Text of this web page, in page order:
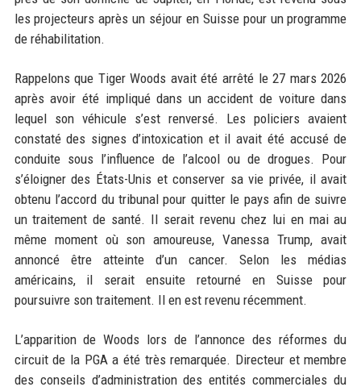
les projecteurs après un séjour en Suisse pour un programme
de réhabilitation.
Rappelons que Tiger Woods avait été arrêté le 27 mars 2026
après avoir été impliqué dans un accident de voiture dans
lequel son véhicule s’est renversé. Les policiers avaient
constaté des signes d’intoxication et il avait été accusé de
conduite sous l’influence de l’alcool ou de drogues. Pour
s’éloigner des États-Unis et conserver sa vie privée, il avait
obtenu l’accord du tribunal pour quitter le pays afin de suivre
un traitement de santé. Il serait revenu chez lui en mai au
même moment où son amoureuse, Vanessa Trump, avait
annoncé être atteinte d’un cancer. Selon les médias
américains, il serait ensuite retourné en Suisse pour
poursuivre son traitement. Il en est revenu récemment.
L’apparition de Woods lors de l’annonce des réformes du
circuit de la PGA a été très remarquée. Directeur et membre
des conseils d’administration des entités commerciales du